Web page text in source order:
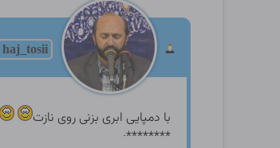
haj_tosii
با دمپایی ابری بزنی روی نازت
********·